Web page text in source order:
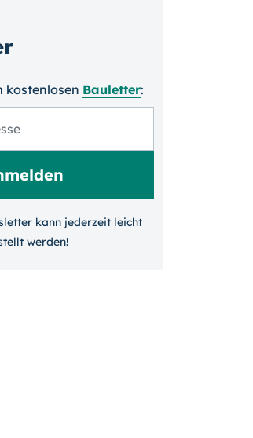
kosten­losen Bauletter:
kann jeder­zeit leicht
werden!